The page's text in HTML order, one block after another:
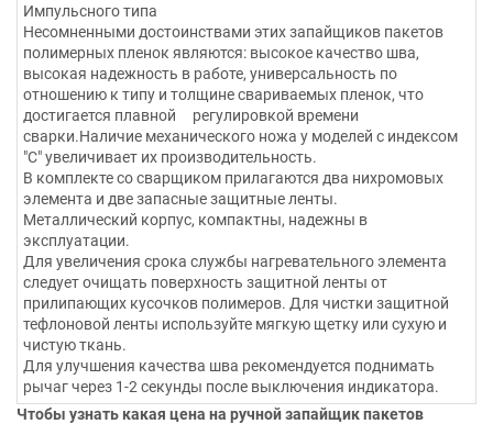
Импульсного типа
Несомненными достоинствами этих запайщиков пакетов
полимерных пленок являются: высокое качество шва,
высокая надежность в работе, универсальность по
отношению к типу и толщине свариваемых пленок, что
достигается плавной регулировкой времени
сварки.Наличие механического ножа у моделей с индексом
"C" увеличивает их производительность.
В комплекте со сварщиком прилагаются два нихромовых
элемента и две запасные защитные ленты.
Металлический корпус, компактны, надежны в
эксплуатации.
Для увеличения срока службы нагревательного элемента
следует очищать поверхность защитной ленты от
прилипающих кусочков полимеров. Для чистки защитной
тефлоновой ленты используйте мягкую щетку или сухую и
чистую ткань.
Для улучшения качества шва рекомендуется поднимать
рычаг через 1-2 секунды после выключения индикатора.
Чтобы узнать какая цена на ручной запайщик пакетов